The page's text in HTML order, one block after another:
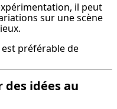
il peut
sur une scène
préférable de
idées au